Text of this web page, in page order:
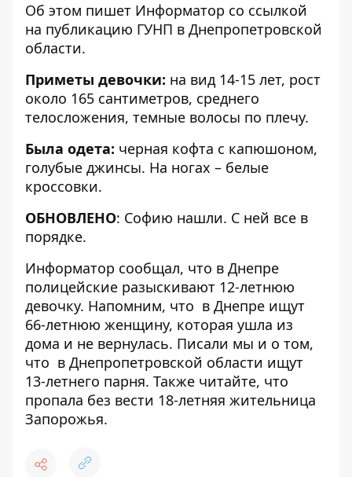
Об этом пишет Информатор со ссылкой
на публикацию ГУНП в Днепропетровской
области.
Приметы девочки: на вид 14-15 лет, рост
около 165 сантиметров, среднего
телосложения, темные волосы по плечу.
Была одета: черная кофта с капюшоном,
голубые джинсы. На ногах – белые
кроссовки.
ОБНОВЛЕНО: Софию нашли. С ней все в
порядке.
Информатор сообщал, что в Днепре
полицейские разыскивают 12-летнюю
девочку. Напомним, что в Днепре ищут
66-летнюю женщину, которая ушла из
дома и не вернулась. Писали мы и о том,
что в Днепропетровской области ищут
13-летнего парня. Также читайте, что
пропала без вести 18-летняя жительница
Запорожья.